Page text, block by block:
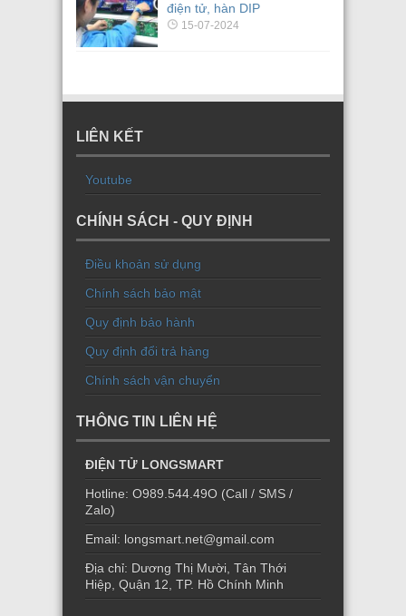
điện tử, hàn DIP
15-07-2024
LIÊN KẾT
Youtube
CHÍNH SÁCH - QUY ĐỊNH
Điều khoản sử dụng
Chính sách bảo mật
Quy định bảo hành
Quy định đổi trả hàng
Chính sách vận chuyển
THÔNG TIN LIÊN HỆ
ĐIỆN TỬ LONGSMART
Hotline: O989.544.49O (Call / SMS /
Zalo)
Email: longsmart.net@gmail.com
Địa chỉ: Dương Thị Mười, Tân Thới
Hiệp, Quận 12, TP. Hồ Chính Minh